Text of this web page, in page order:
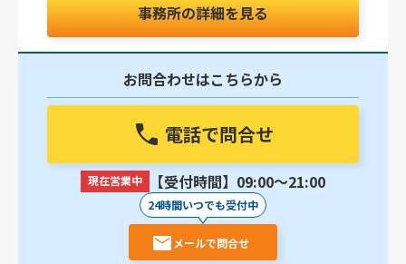
事務所の詳細を見る
お問合わせはこちらから
電話で問合せ
現在営業中 【受付時間】09:00〜21:00
24時間いつでも受付中
メールで問合せ